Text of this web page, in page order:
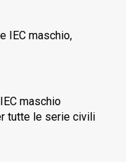
IEC maschio,
maschio
tutte le serie civili